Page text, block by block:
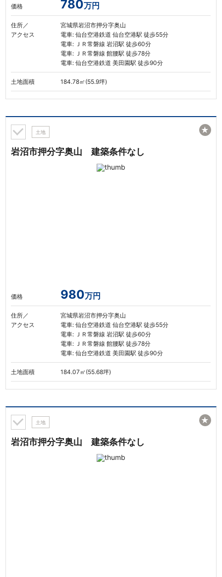
価格 780万円
住所／
アクセス
宮城県岩沼市押分字奥山
電車: 仙台空港鉄道 仙台空港駅 徒歩55分
電車: ＪＲ常磐線 岩沼駅 徒歩60分
電車: ＪＲ常磐線 館腰駅 徒歩78分
電車: 仙台空港鉄道 美田園駅 徒歩90分
土地面積 184.78㎡(55.9坪)
土地
岩沼市押分字奥山 建築条件なし
価格 980万円
住所／
アクセス
宮城県岩沼市押分字奥山
電車: 仙台空港鉄道 仙台空港駅 徒歩55分
電車: ＪＲ常磐線 岩沼駅 徒歩60分
電車: ＪＲ常磐線 館腰駅 徒歩78分
電車: 仙台空港鉄道 美田園駅 徒歩90分
土地面積 184.07㎡(55.68坪)
★
土地
岩沼市押分字奥山 建築条件なし
★